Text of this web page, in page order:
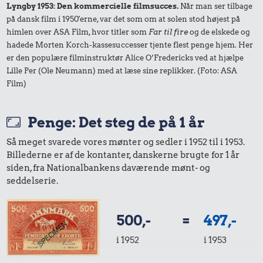
1 liter mælk 10 kg gas
Tyggegummi
0,37 kr.
Banan
0,99 kr.
Lyngby 1953: Den kommercielle filmsucces. Når man ser tilbage
på dansk film i 1950'erne, var det som om at solen stod højest på
himlen over ASA Film, hvor titler somFar til fireog de elskede og
hadede Morten Korch-kassesuccesser tjente flest penge hjem. Her
er den populære filminstruktør Alice O’Fredericks ved at hjælpe
Lille Per (Ole Neumann) med at læse sine replikker. (Foto: ASA
Film)
Penge: Det steg de på 1 år
Så meget svarede vores mønter og sedler i 1952 til i 1953.
Billederne er af de kontanter, danskerne brugte for 1 år
siden, fra Nationalbankens daværende mønt- og
seddelserie.
500,-
i 1952
= 497,-
i 1953